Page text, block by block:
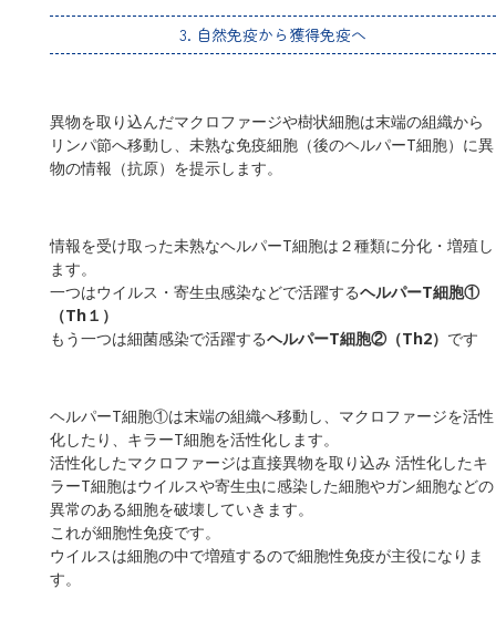
3. 自然免疫から獲得免疫へ
異物を取り込んだマクロファージや樹状細胞は末端の組織から
リンパ節へ移動し、未熟な免疫細胞（後のヘルパーT細胞）に異
物の情報（抗原）を提示します。
情報を受け取った未熟なヘルパーT細胞は２種類に分化・増殖し
ます。
一つはウイルス・寄生虫感染などで活躍するヘルパーT細胞①
（Th１）
もう一つは細菌感染で活躍するヘルパーT細胞②（Th2） です
ヘルパーT細胞①は末端の組織へ移動し、マクロファージを活性
化したり、キラーT細胞を活性化します。
活性化したマクロファージは直接異物を取り込み 活性化したキ
ラーT細胞はウイルスや寄生虫に感染した細胞やガン細胞などの
異常のある細胞を破壊していきます。
これが細胞性免疫です。
ウイルスは細胞の中で増殖するので細胞性免疫が主役になりま
す。